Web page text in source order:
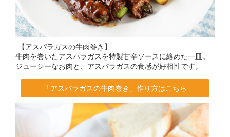
【アスパラガスの牛肉巻き】
牛肉を巻いたアスパラガスを特製甘辛ソースに絡めた一皿。
ジューシーなお肉と、アスパラガスの食感が好相性です。
「アスパラガスの牛肉巻き」作り方はこちら